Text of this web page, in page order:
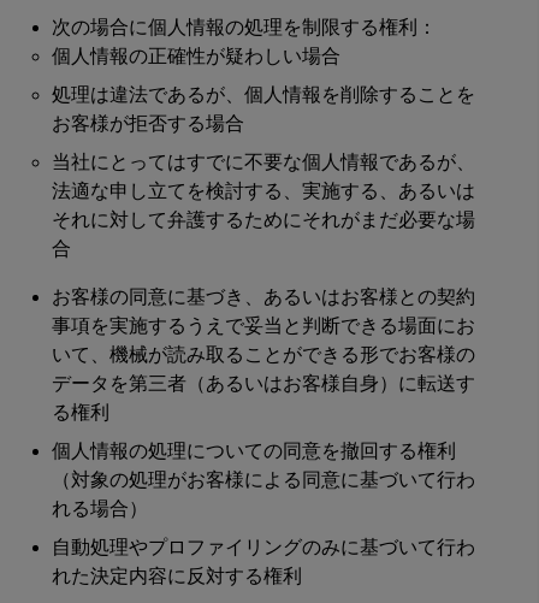
次の場合に個人情報の処理を制限する権利：
個人情報の正確性が疑わしい場合
処理は違法であるが、個人情報を削除することを
お客様が拒否する場合
当社にとってはすでに不要な個人情報であるが、
法適な申し立てを検討する、実施する、あるいは
それに対して弁護するためにそれがまだ必要な場
合
お客様の同意に基づき、あるいはお客様との契約
事項を実施するうえで妥当と判断できる場面にお
いて、機械が読み取ることができる形でお客様の
データを第三者（あるいはお客様自身）に転送す
る権利
個人情報の処理についての同意を撤回する権利
（対象の処理がお客様による同意に基づいて行わ
れる場合）
自動処理やプロファイリングのみに基づいて行わ
れた決定内容に反対する権利